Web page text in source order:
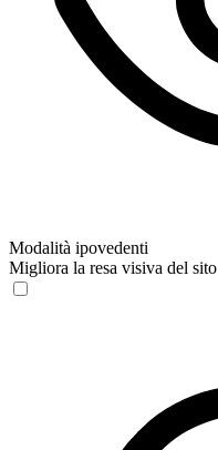
Modalità ipovedenti
Migliora la resa visiva del sito